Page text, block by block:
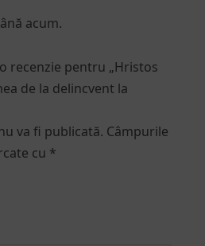
acum.
recenzie pentru „Hristos
de la delincvent la
va fi publicată. Câmpurile
cu *